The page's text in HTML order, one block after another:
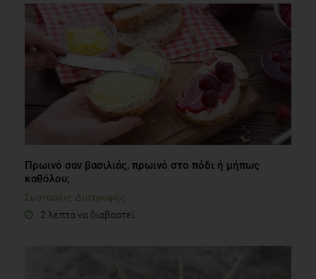
Πρωινό σαν βασιλιάς, πρωινό στο πόδι ή μήπως
καθόλου;
Συστάσεις Διατροφής
2 λεπτά να διαβαστεί